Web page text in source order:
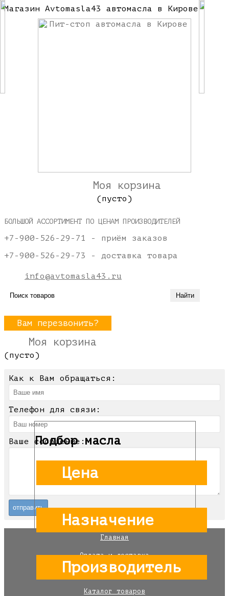
Магазин Avtomasla43 автомасла в Кирове
Моя корзина
(пусто)
БОЛЬШОЙ АССОРТИМЕНТ ПО ЦЕНАМ ПРОИЗВОДИТЕЛЕЙ
+7-900-526-29-71 - приём заказов
+7-900-526-29-73 - доставка товара
info@avtomasla43.ru
Вам перезвонить?
Моя корзина
(пусто)
Как к Вам обращаться:
Телефон для связи:
Ваше сообщение:
Главная
Оплата и доставка
Для компаний
Каталог товаров
Подбор масла
Цена
Назначение
Производитель